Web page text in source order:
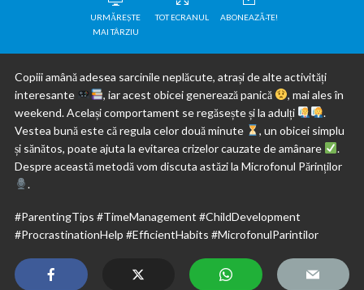
URMĂREȘTE
MAI TÂRZIU
TOT ECRANUL ABONEAZĂ-TE!
Copiii amână adesea sarcinile neplăcute, atrași de alte activități
interesante
, iar acest obicei generează panică
, mai ales în
weekend. Același comportament se regăsește și la adulți
.
Vestea bună este că regula celor două minute
, un obicei simplu
și sănătos, poate ajuta la evitarea crizelor cauzate de amânare
.
Despre această metodă vom discuta astăzi la Microfonul Părinților
.
#ParentingTips #TimeManagement #ChildDevelopment
#ProcrastinationHelp #EfficientHabits #MicrofonulParintilor